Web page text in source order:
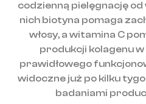
codzienną pielęgnację
nich biotyna pomaga
włosy, a witamina C
produkcji kolagenu
prawidłowego
widoczne już po kilku
badaniami